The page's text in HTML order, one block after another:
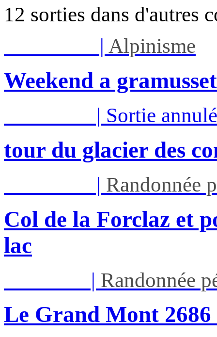
12 sorties dans d'autres
| Alpinisme
Weekend a gramusset
| Sortie
tour du glacier des
| Randonnée
Col de la Forclaz et
lac
| Randonnée
Le Grand Mont